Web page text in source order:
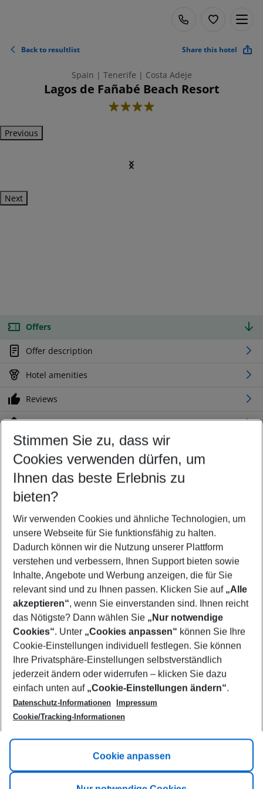
Back to resultlist Share this hotel
Spain | Tenerife | Costa Adeje
Lagos de Fañabé Beach Resort
4
Previous
Next
Offers
Offer description
Hotel amenities
Reviews
Location
Customize your offer
Find the perfect deal which suits your best
Your departure airport
Any airport
Select your date range
10/08/26–08/08/27 5-8 nights
Who will travel
2 adults No children
Show more filter
Footer
Footer navigation
Title A
Link A
Stimmen Sie zu, dass wir
Cookies verwenden dürfen, um
Ihnen das beste Erlebnis zu
bieten?
Wir verwenden Cookies und ähnliche Technologien, um
unsere Webseite für Sie funktionsfähig zu halten.
Dadurch können wir die Nutzung unserer Plattform
verstehen und verbessern, Ihnen Support bieten sowie
Inhalte, Angebote und Werbung anzeigen, die für Sie
relevant sind und zu Ihnen passen. Klicken Sie auf „Alle
akzeptieren“, wenn Sie einverstanden sind. Ihnen reicht
das Nötigste? Dann wählen Sie „Nur notwendige
Cookies“. Unter „Cookies anpassen“ können Sie Ihre
Cookie-Einstellungen individuell festlegen. Sie können
Ihre Privatsphäre-Einstellungen selbstverständlich
jederzeit ändern oder widerrufen – klicken Sie dazu
einfach unten auf „Cookie-Einstellungen ändern“.
Datenschutz-Informationen
Impressum
Cookie/Tracking-Informationen
Cookie anpassen